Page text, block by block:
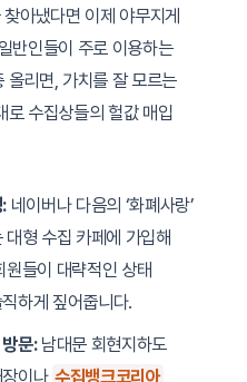
아냈다면 이제 야무지게
반인들이 주로 이용하는
올리면, 가치를 잘 모르는
로 수집상들의 헐값 매입
네이버나 다음의 ‘화폐사랑’
형 수집 카페에 가입해
들이 대략적인 상태
하게 짚어줍니다.
문:남대문 회현지하도
이나 수집뱅크코리아